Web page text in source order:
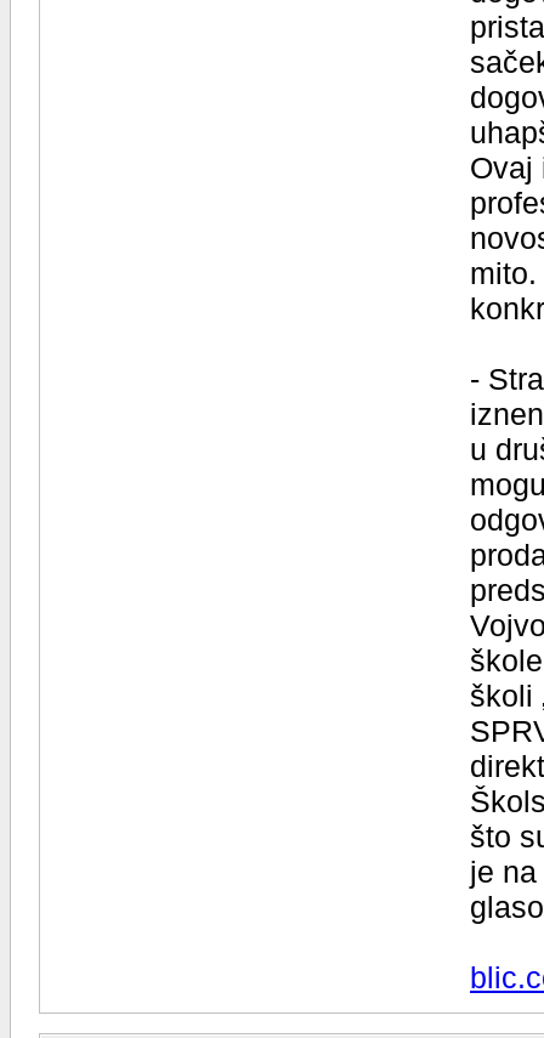
Ovaj
-
u
školi
što
je